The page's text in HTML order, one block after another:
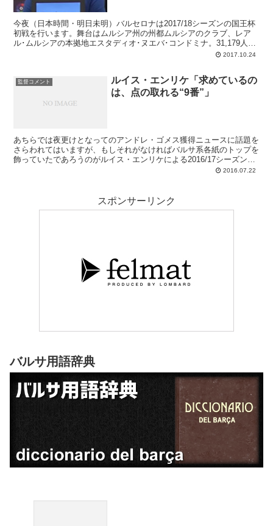
今夜（日本時間・明日未明）バルセロナは2017/18シーズンの国王杯
初戦を行います。舞台はムルシア州の州都ムルシアのクラブ、レア
ル･ムルシアの本拠地エスタディオ･ヌエバ･コンドミナ。31,179人を
2017.10.24
監督コメント
ルイス・エンリケ「求めているの
は、点の取れる“9番”」
あちらでは夜更けとなってのアンドレ・ゴメス獲得ニュースに話題を
さらわれてはいますが、もしそれがなければバルサ系各紙のトップを
飾っていたであろうのがルイス・エンリケによる2016/17シーズン最
初の記者会見です。夏は話題に事欠かない季節ですから、ミスターに
の感想は、メッシやマスチェラーノとは話をしたのか、ブラボの去就
は... などの質問がルーチョには繰り出され、監督はそれらの一つ一
2016.07.22
スポンサーリンク
バルサ用語辞典